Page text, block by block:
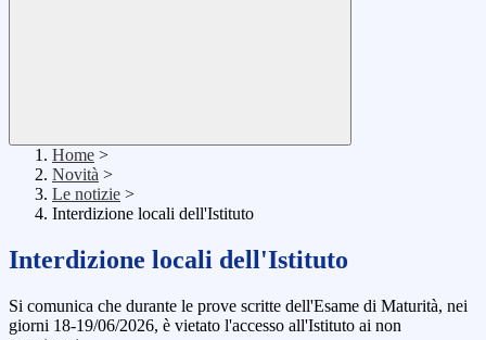
Home >
Novità >
Le notizie >
Interdizione locali dell'Istituto
Interdizione locali dell'Istituto
Si comunica che durante le prove scritte dell'Esame di Maturità, nei
giorni 18-19/06/2026, è vietato l'accesso all'Istituto ai non